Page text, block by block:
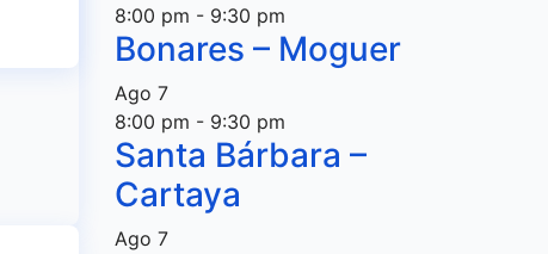
8:00 pm - 9:30 pm
Bonares – Moguer
Ago 7
8:00 pm - 9:30 pm
Santa Bárbara –
Cartaya
Ago 7